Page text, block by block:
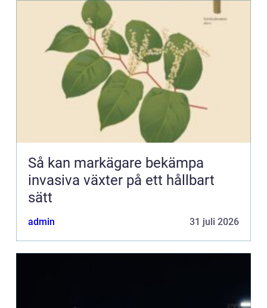
Så kan markägare bekämpa
invasiva växter på ett hållbart
sätt
admin 31 juli 2026